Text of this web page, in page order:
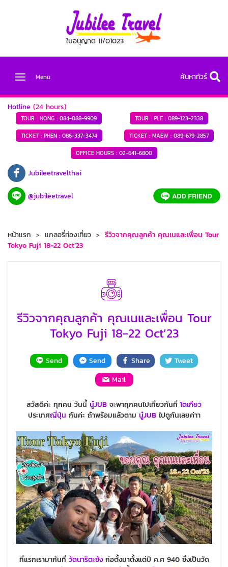
ใบอนุญาต 11/01023
Menu ค้นหาทัวร์
Hotline (24 hours)
TOUR : NONG : 084-088-9909 TOUR : PLE : 089-123-2338
TICKET : PHEN :086-337-3474 TICKET : MAEW : 089-679-2857
OFFICE HOURS : 02-641-6800
Jubileetravelthai
@jubileetravel
หน้าแรก แกลอรี่ท่องเที่ยว
รีวิวจากคุณลูกค้า คุณเนและเพื่อน Tour
Tokyo Fuji 18-22 Oct’23
รีวิวจากคุณลูกค้า คุณเนและเพื่อน Tour
Tokyo Fuji 18-22 Oct’23
Send Send Share
Tweet
Mail
สวัสดีค่ะ ทุกคน วันนี้นู๋JUB จะพาทุกคนไปเที่ยวกันที่โตเกียว
ประเทศญี่ปุ่น กันค่ะ ถ้าพร้อมแล้วตาม นู๋JUBไปดูกันเลยค่าา
ที่แรกเรามากันที่ วัดนาริตะซังก่อตั้งมาตั้งแต่ปี ค.ศ 940 ซึ่งเป็นวัด